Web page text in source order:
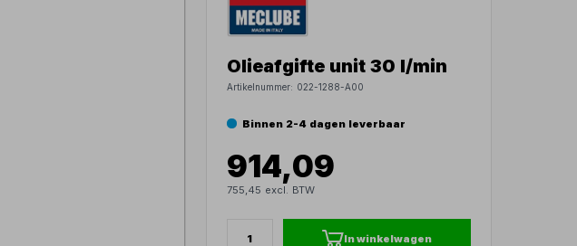
Olieafgifte unit 30 l/min
Artikelnummer: 022-1288-A00
Binnen 2-4 dagen leverbaar
914,09
755,45 excl. BTW
In winkelwagen